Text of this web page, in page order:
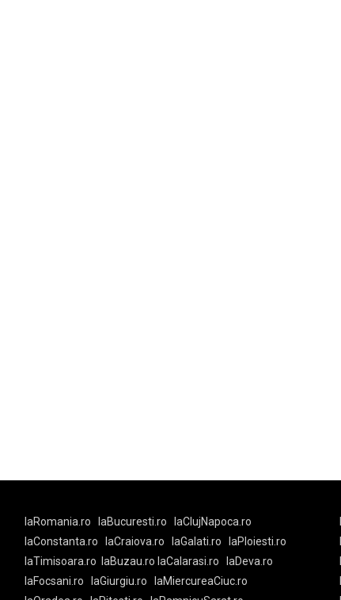
laRomania.ro laBucuresti.ro
laClujNapoca.ro
laConstanta.ro
laCraiova.ro laGalati.ro
laPloiesti.ro
laTimisoara.ro
laBuzau.ro laCalarasi.ro
laDeva.ro
laFocsani.ro
laGiurgiu.ro
laMiercureaCiuc.ro